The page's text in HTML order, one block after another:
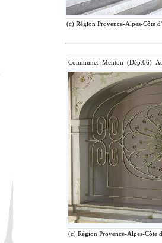
(c) Région Provence-Alpes-Côte
Commune: Menton (Dép.06)
(c) Région Provence-Alpes-Côte